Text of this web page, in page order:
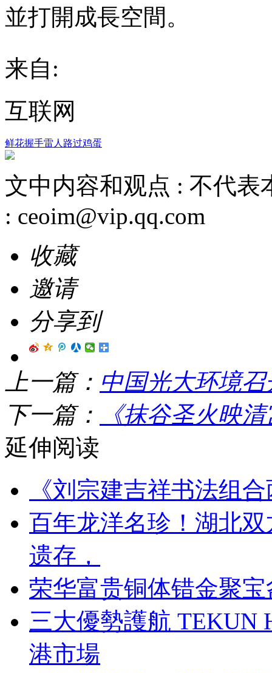
並打開成長空間。
来自:
互联网
鲜花握手雷人 路过鸡蛋
文中内容和观点 : 不代表
: ceoim@vip.qq.com
收藏
邀请
分享到
上一篇： 中国光大环境
下一篇：
《抹谷圣火映
延伸阅读
《刘宗建吉祥书法组
百年龙洋名珍！湖北
遗存，
荣华富贵铜体错金聚
三大優勢護航 TEKUN
港市場